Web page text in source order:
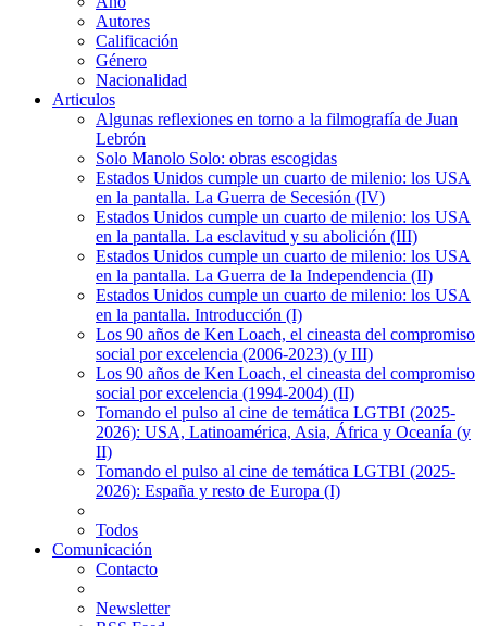
Autores
Calificación
Género
Nacionalidad
Articulos
Algunas reflexiones en torno a la filmografía de Juan
Lebrón
Solo Manolo Solo: obras escogidas
Estados Unidos cumple un cuarto de milenio: los USA
en la pantalla. La Guerra de Secesión (IV)
Estados Unidos cumple un cuarto de milenio: los USA
en la pantalla. La esclavitud y su abolición (III)
Estados Unidos cumple un cuarto de milenio: los USA
en la pantalla. La Guerra de la Independencia (II)
Estados Unidos cumple un cuarto de milenio: los USA
en la pantalla. Introducción (I)
Los 90 años de Ken Loach, el cineasta del compromiso
social por excelencia (2006-2023) (y III)
Los 90 años de Ken Loach, el cineasta del compromiso
social por excelencia (1994-2004) (II)
Tomando el pulso al cine de temática LGTBI (2025-
2026): USA, Latinoamérica, Asia, África y Oceanía (y
II)
Tomando el pulso al cine de temática LGTBI (2025-
2026): España y resto de Europa (I)
Todos
Comunicación
Contacto
Newsletter